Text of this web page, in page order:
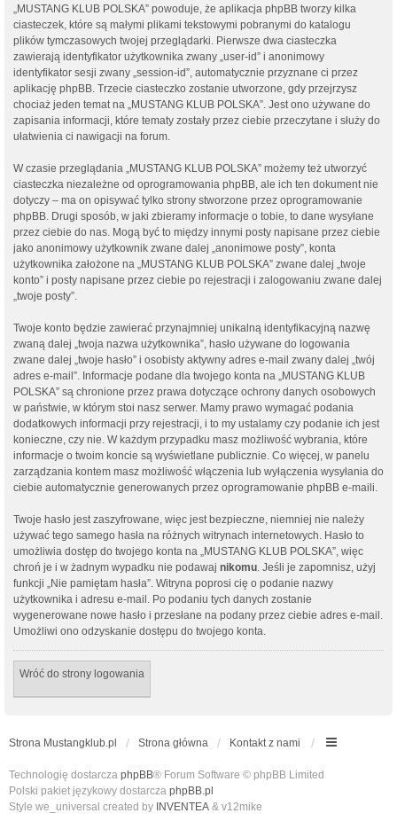
„MUSTANG KLUB POLSKA” powoduje, że aplikacja phpBB tworzy kilka
ciasteczek, które są małymi plikami tekstowymi pobranymi do katalogu
plików tymczasowych twojej przeglądarki. Pierwsze dwa ciasteczka
zawierają identyfikator użytkownika zwany „user-id” i anonimowy
identyfikator sesji zwany „session-id”, automatycznie przyznane ci przez
aplikację phpBB. Trzecie ciasteczko zostanie utworzone, gdy przejrzysz
chociaż jeden temat na „MUSTANG KLUB POLSKA”. Jest ono używane do
zapisania informacji, które tematy zostały przez ciebie przeczytane i służy do
ułatwienia ci nawigacji na forum.
W czasie przeglądania „MUSTANG KLUB POLSKA” możemy też utworzyć
ciasteczka niezależne od oprogramowania phpBB, ale ich ten dokument nie
dotyczy – ma on opisywać tylko strony stworzone przez oprogramowanie
phpBB. Drugi sposób, w jaki zbieramy informacje o tobie, to dane wysyłane
przez ciebie do nas. Mogą być to między innymi posty napisane przez ciebie
jako anonimowy użytkownik zwane dalej „anonimowe posty”, konta
użytkownika założone na „MUSTANG KLUB POLSKA” zwane dalej „twoje
konto” i posty napisane przez ciebie po rejestracji i zalogowaniu zwane dalej
„twoje posty”.
Twoje konto będzie zawierać przynajmniej unikalną identyfikacyjną nazwę
zwaną dalej „twoja nazwa użytkownika”, hasło używane do logowania
zwane dalej „twoje hasło” i osobisty aktywny adres e-mail zwany dalej „twój
adres e-mail”. Informacje podane dla twojego konta na „MUSTANG KLUB
POLSKA” są chronione przez prawa dotyczące ochrony danych osobowych
w państwie, w którym stoi nasz serwer. Mamy prawo wymagać podania
dodatkowych informacji przy rejestracji, i to my ustalamy czy podanie ich jest
konieczne, czy nie. W każdym przypadku masz możliwość wybrania, które
informacje o twoim koncie są wyświetlane publicznie. Co więcej, w panelu
zarządzania kontem masz możliwość włączenia lub wyłączenia wysyłania do
ciebie automatycznie generowanych przez oprogramowanie phpBB e-maili.
Twoje hasło jest zaszyfrowane, więc jest bezpieczne, niemniej nie należy
używać tego samego hasła na różnych witrynach internetowych. Hasło to
umożliwia dostęp do twojego konta na „MUSTANG KLUB POLSKA”, więc
chroń je i w żadnym wypadku nie podawaj nikomu. Jeśli je zapomnisz, użyj
funkcji „Nie pamiętam hasła”. Witryna poprosi cię o podanie nazwy
użytkownika i adresu e-mail. Po podaniu tych danych zostanie
wygenerowane nowe hasło i przesłane na podany przez ciebie adres e-mail.
Umożliwi ono odzyskanie dostępu do twojego konta.
Wróć do strony logowania
Strona Mustangklub.pl Strona główna Kontakt z nami
Technologię dostarcza phpBB® Forum Software © phpBB Limited
Polski pakiet językowy dostarcza phpBB.pl
Style we_universal created by INVENTEA & v12mike